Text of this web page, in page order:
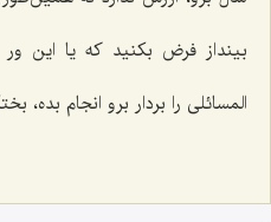
بینداز فرض بکنید که یا این
المسائلی را بردار برو انجام بده،